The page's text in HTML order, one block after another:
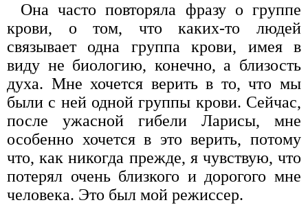
Она часто повторяла фразу о группе
крови, о том, что каких-то людей
связывает одна группа крови, имея в
виду не биологию, конечно, а близость
духа. Мне хочется верить в то, что мы
были с ней одной группы крови. Сейчас,
после ужасной гибели Ларисы, мне
особенно хочется в это верить, потому
что, как никогда прежде, я чувствую, что
потерял очень близкого и дорогого мне
человека. Это был мой режиссер.